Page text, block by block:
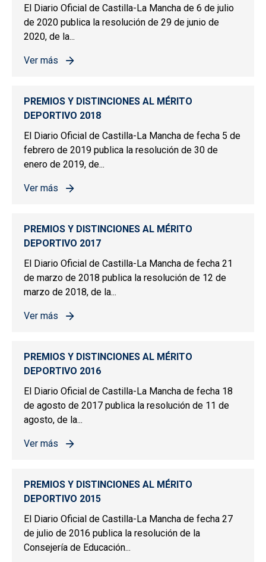
El Diario Oficial de Castilla-La Mancha de 6 de julio
de 2020 publica la resolución de 29 de junio de
2020, de la...
Ver más
sobre PREMIOS Y DISTINCIONES AL MÉRITO
PREMIOS Y DISTINCIONES AL MÉRITO
DEPORTIVO 2018
El Diario Oficial de Castilla-La Mancha de fecha 5 de
febrero de 2019 publica la resolución de 30 de
enero de 2019, de...
Ver más
sobre PREMIOS Y DISTINCIONES AL MÉRITO
PREMIOS Y DISTINCIONES AL MÉRITO
DEPORTIVO 2017
El Diario Oficial de Castilla-La Mancha de fecha 21
de marzo de 2018 publica la resolución de 12 de
marzo de 2018, de la...
Ver más
sobre PREMIOS Y DISTINCIONES AL MÉRITO
PREMIOS Y DISTINCIONES AL MÉRITO
DEPORTIVO 2016
El Diario Oficial de Castilla-La Mancha de fecha 18
de agosto de 2017 publica la resolución de 11 de
agosto, de la...
Ver más
sobre PREMIOS Y DISTINCIONES AL MÉRITO
PREMIOS Y DISTINCIONES AL MÉRITO
DEPORTIVO 2015
El Diario Oficial de Castilla-La Mancha de fecha 27
de julio de 2016 publica la resolución de la
Consejería de Educación...